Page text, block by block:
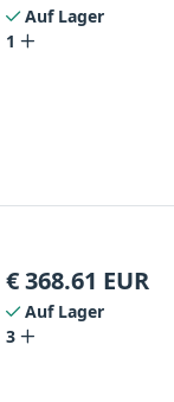
Auf Lager
1
€368.61 EUR
Auf Lager
3